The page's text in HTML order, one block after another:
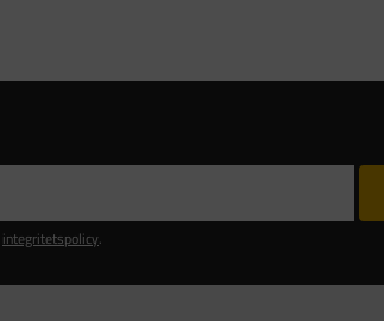
integritetspolicy.